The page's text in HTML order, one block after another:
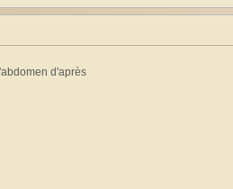
d'après